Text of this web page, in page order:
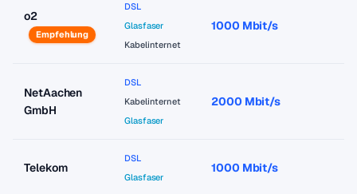
o2
Empfehlung
DSL
Glasfaser
Kabelinternet
1000 Mbit/s
NetAachen
GmbH
DSL
Kabelinternet
Glasfaser
2000 Mbit/s
Telekom
DSL
Glasfaser
1000 Mbit/s